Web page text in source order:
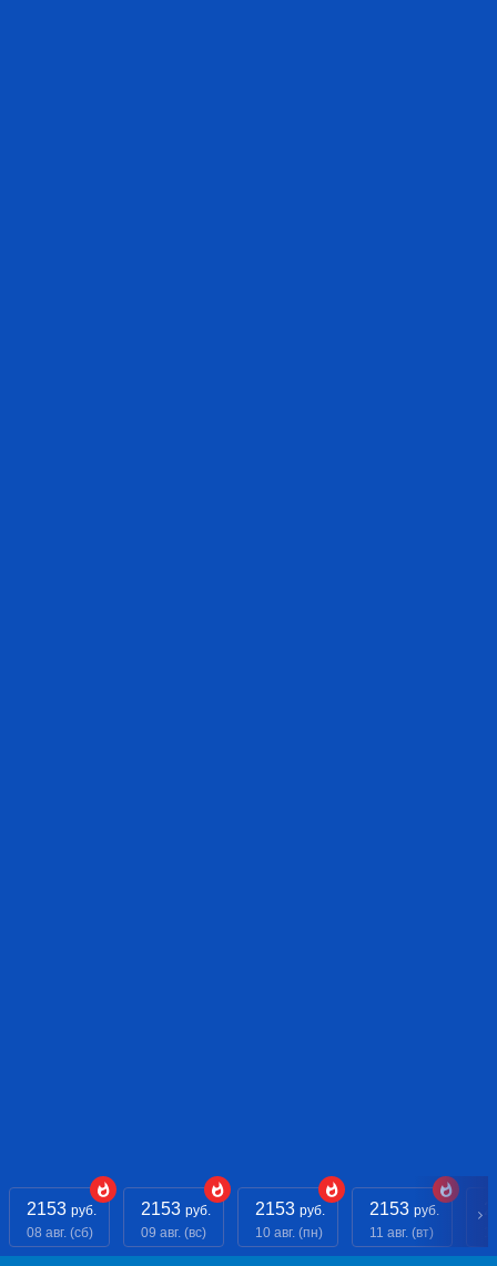
2153 руб.
08 авг. (сб)
2153 руб.
09 авг. (вс)
2153 руб.
10 авг. (пн)
2153 руб.
11 авг. (вт)